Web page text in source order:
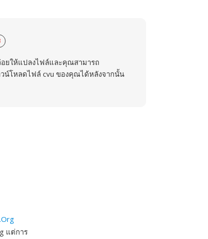
ยให้แปลงไฟล์และคุณสามารถ
น์โหลดไฟล์ cvu ของคุณได้หลังจากนั้น
แต่การ